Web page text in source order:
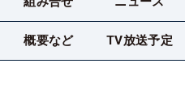
概要など TV放送予定